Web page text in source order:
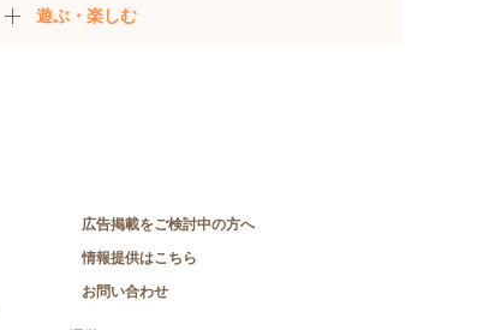
遊ぶ・楽しむ
広告掲載をご検討中の方へ
情報提供はこちら
お問い合わせ